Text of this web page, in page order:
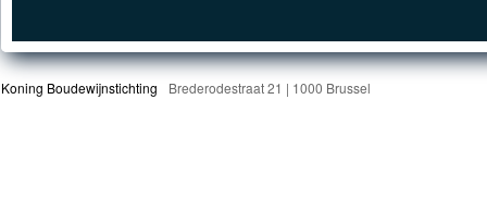
Koning Boudewijnstichting Brederodestraat 21 | 1000 Brussel